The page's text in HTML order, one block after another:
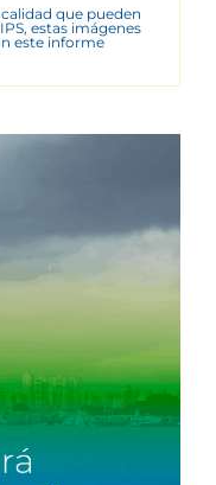
que pueden
estas imágenes
este informe